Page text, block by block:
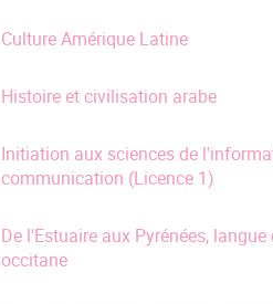
Culture Amérique Latine
Histoire et civilisation arabe
Initiation aux sciences de
communication (Licence 1)
De l'Estuaire aux Pyrénées,
occitane